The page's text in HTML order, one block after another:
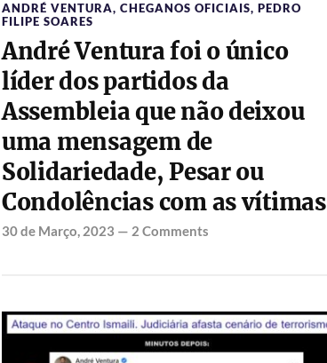
ANDRÉ VENTURA, CHEGANOS OFICIAIS, PEDRO
FILIPE SOARES
André Ventura foi o único
líder dos partidos da
Assembleia que não deixou
uma mensagem de
Solidariedade, Pesar ou
Condolências com as vítimas
30 de Março, 2023 — 2 Comments